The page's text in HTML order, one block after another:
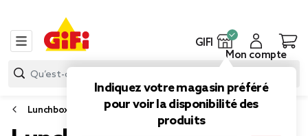
GIFI
Indiquez votre magasin préféré
pour voir la disponibilité des
produits
Mon compte
Lunchbox et sac isotherme